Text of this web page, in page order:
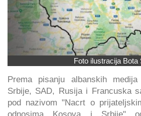
Foto ilustracija Bota
Prema pisanju albanskih
Srbije, SAD, Rusija i Francuska
pod nazivom "Nacrt o
odnosima Kosova i Srbije"